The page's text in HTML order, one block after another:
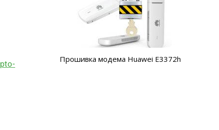
Прошивка модема Huawei E3372h